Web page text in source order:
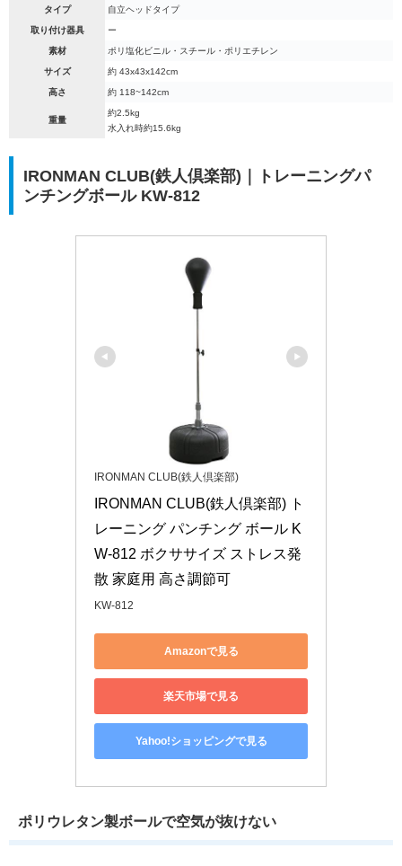
タイプ 自立ヘッドタイプ
取り付け器具 ー
素材 ポリ塩化ビニル・スチール・ポリエチレン
サイズ 約 43x43x142cm
高さ 約 118~142cm
重量
約2.5kg
水入れ時約15.6kg
IRONMAN CLUB(鉄人倶楽部)｜トレーニングパ
ンチングボール KW-812
IRONMAN CLUB(鉄人倶楽部)
IRONMAN CLUB(鉄人倶楽部) ト
レーニング パンチング ボール K
W-812 ボクササイズ ストレス発
散 家庭用 高さ調節可
KW-812
Amazonで見る
楽天市場で見る
Yahoo!ショッピングで見る
ポリウレタン製ボールで空気が抜けない